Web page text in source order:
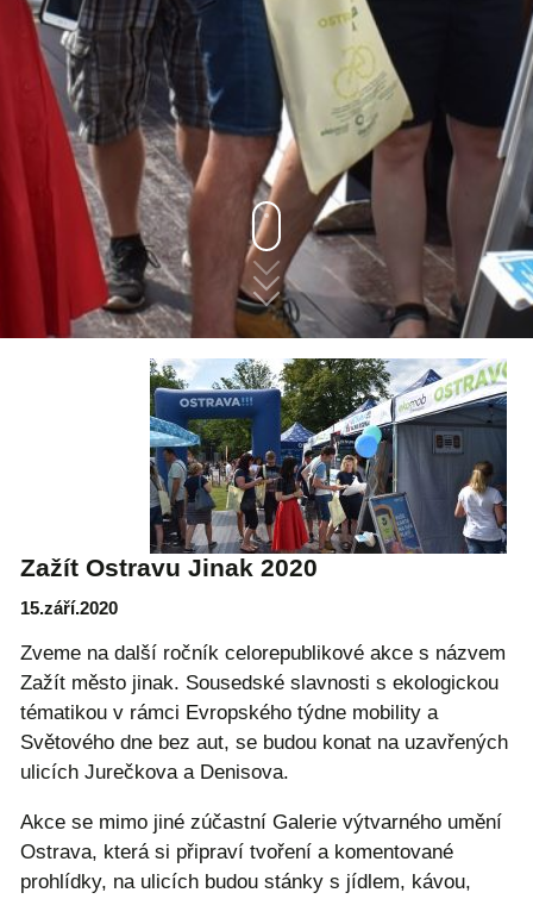
Zažít Ostravu Jinak 2020
15.září.2020
Zveme na další ročník celorepublikové akce s názvem
Zažít město jinak. Sousedské slavnosti s ekologickou
tématikou v rámci Evropského týdne mobility a
Světového dne bez aut, se budou konat na uzavřených
ulicích Jurečkova a Denisova.
Akce se mimo jiné zúčastní Galerie výtvarného umění
Ostrava, která si připraví tvoření a komentované
prohlídky, na ulicích budou stánky s jídlem, kávou,